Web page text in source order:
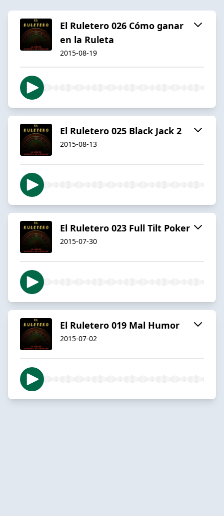
El Ruletero 026 Cómo ganar
en la Ruleta
2015-08-19
El Ruletero 025 Black Jack 2
2015-08-13
El Ruletero 023 Full Tilt Poker
2015-07-30
El Ruletero 019 Mal Humor
2015-07-02